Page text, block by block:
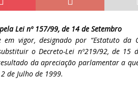
chaos CIÊNCIA E SOCIEDADE
Lei nº 157/99, de 14 de Setembro
vigor, designado por “Estatuto da
o Decreto-Lei nº219/92, de 15
da apreciação parlamentar a
de Julho de 1999.